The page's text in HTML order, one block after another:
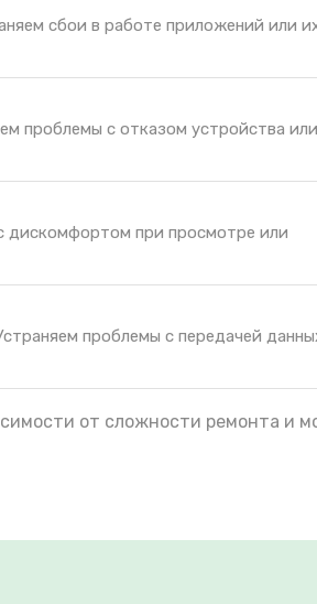
сбои в работе приложений или
проблемы с отказом устройства или
дискомфортом при просмотре или
проблемы с передачей
от сложности ремонта и